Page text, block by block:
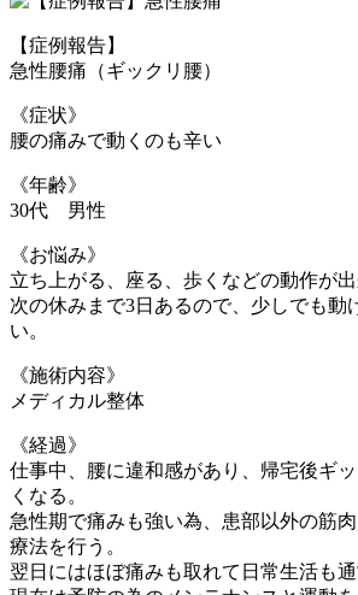
【症例報告】
急性腰痛（ギックリ腰）
《症状》
腰の痛みで動くのも辛い
《年齢》
30代 男性
《お悩み》
立ち上がる、座る、歩くなどの動作が出
次の休みまで3日あるので、少しでも動
い。
《施術内容》
メディカル整体
《経過》
仕事中、腰に違和感があり、帰宅後ギ
くなる。
急性期で痛みも強い為、患部以外の筋
療法を行う。
翌日にはほぼ痛みも取れて日常生活も通